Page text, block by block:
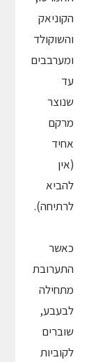
הקוניאק
והשוקולד
ומערבבים
עד
שנוצר
מרקם
אחיד
(אין
להביא
לרתיחה).
כאשר
התערובת
מתחילה
לבעבע,
שוברים
לקוביות